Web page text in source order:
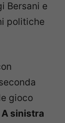
Bersani e
politiche
gioco
A sinistra